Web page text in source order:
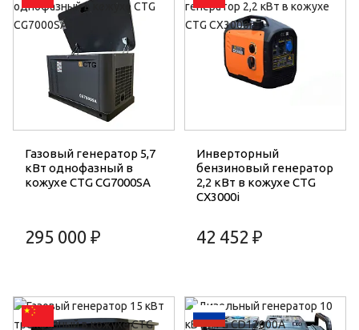
Газовый генератор 5,7
кВт однофазный в
кожухе CTG CG7000SA
295 000 ₽
Инверторный
бензиновый генератор
2,2 кВт в кожухе CTG
CX3000i
42 452 ₽